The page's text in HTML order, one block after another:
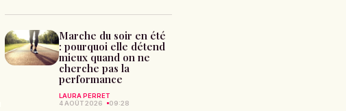
Marche du soir en été
: pourquoi elle détend
mieux quand on ne
cherche pas la
performance
LAURA PERRET
4 AOÛT 2026
09:28